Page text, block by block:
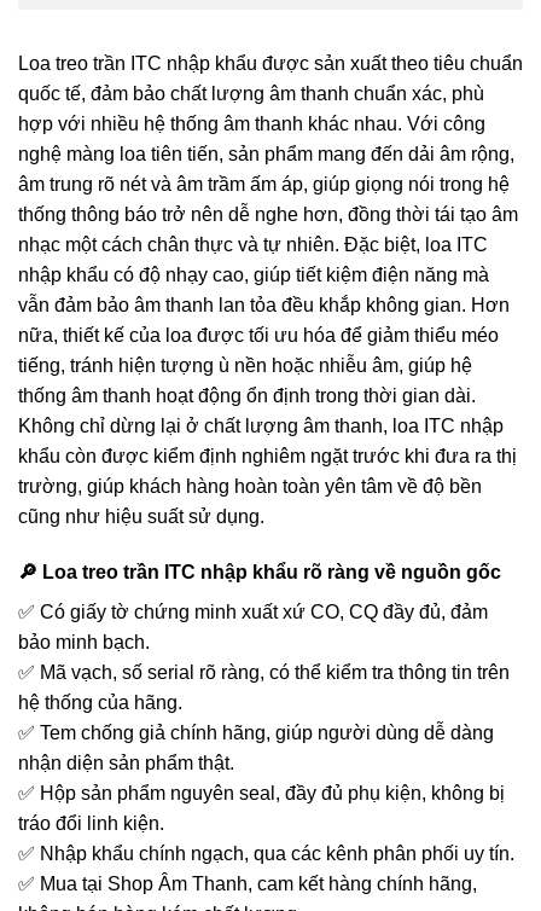
Loa treo trần ITC nhập khẩu được sản xuất theo tiêu chuẩn
quốc tế, đảm bảo chất lượng âm thanh chuẩn xác, phù
hợp với nhiều hệ thống âm thanh khác nhau. Với công
nghệ màng loa tiên tiến, sản phẩm mang đến dải âm rộng,
âm trung rõ nét và âm trầm ấm áp, giúp giọng nói trong hệ
thống thông báo trở nên dễ nghe hơn, đồng thời tái tạo âm
nhạc một cách chân thực và tự nhiên. Đặc biệt, loa ITC
nhập khẩu có độ nhạy cao, giúp tiết kiệm điện năng mà
vẫn đảm bảo âm thanh lan tỏa đều khắp không gian. Hơn
nữa, thiết kế của loa được tối ưu hóa để giảm thiểu méo
tiếng, tránh hiện tượng ù nền hoặc nhiễu âm, giúp hệ
thống âm thanh hoạt động ổn định trong thời gian dài.
Không chỉ dừng lại ở chất lượng âm thanh, loa ITC nhập
khẩu còn được kiểm định nghiêm ngặt trước khi đưa ra thị
trường, giúp khách hàng hoàn toàn yên tâm về độ bền
cũng như hiệu suất sử dụng.
🔎 Loa treo trần ITC nhập khẩu rõ ràng về nguồn gốc
✅ Có giấy tờ chứng minh xuất xứ CO, CQ đầy đủ, đảm
bảo minh bạch.
✅ Mã vạch, số serial rõ ràng, có thể kiểm tra thông tin trên
hệ thống của hãng.
✅ Tem chống giả chính hãng, giúp người dùng dễ dàng
nhận diện sản phẩm thật.
✅ Hộp sản phẩm nguyên seal, đầy đủ phụ kiện, không bị
tráo đổi linh kiện.
✅ Nhập khẩu chính ngạch, qua các kênh phân phối uy tín.
✅ Mua tại Shop Âm Thanh, cam kết hàng chính hãng,